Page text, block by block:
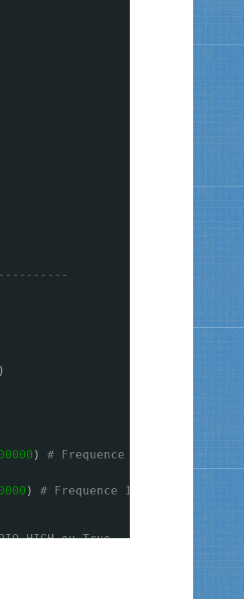
) # Frequence 1 kHz
) # Frequence 1 kHz
ou True